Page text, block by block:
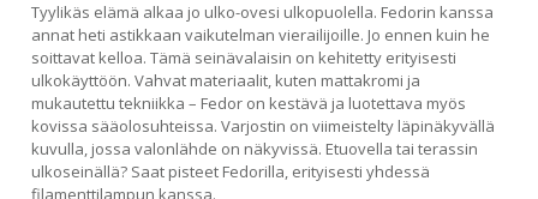
Tyylikäs elämä alkaa jo ulko-ovesi ulkopuolella. Fedorin kanssa
annat heti astikkaan vaikutelman vierailijoille. Jo ennen kuin he
soittavat kelloa. Tämä seinävalaisin on kehitetty erityisesti
ulkokäyttöön. Vahvat materiaalit, kuten mattakromi ja
mukautettu tekniikka – Fedor on kestävä ja luotettava myös
kovissa sääolosuhteissa. Varjostin on viimeistelty läpinäkyvällä
kuvulla, jossa valonlähde on näkyvissä. Etuovella tai terassin
ulkoseinällä? Saat pisteet Fedorilla, erityisesti yhdessä